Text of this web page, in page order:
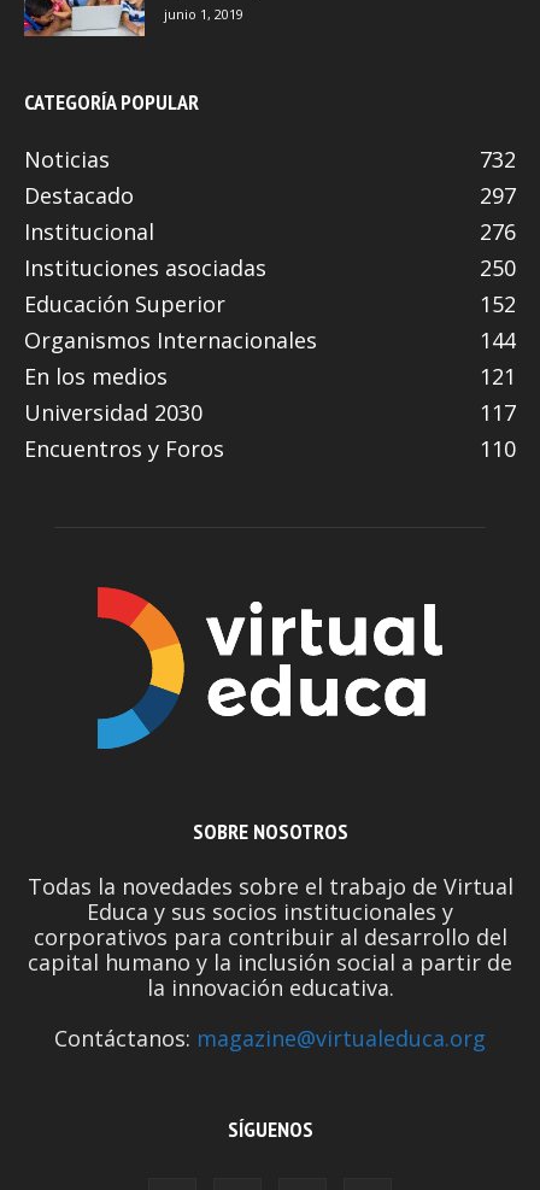
junio 1, 2019
CATEGORÍA POPULAR
Noticias
732
Destacado
297
Institucional
276
Instituciones asociadas
250
Educación Superior
152
Organismos Internacionales
144
En los medios
121
Universidad 2030
117
Encuentros y Foros
110
SOBRE NOSOTROS
Todas la novedades sobre el trabajo de Virtual
Educa y sus socios institucionales y
corporativos para contribuir al desarrollo del
capital humano y la inclusión social a partir de
la innovación educativa.
Contáctanos: magazine@virtualeduca.org
SÍGUENOS